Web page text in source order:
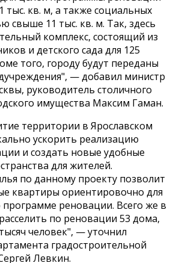
кв. м, а также социальных
свыше 11 тыс. кв. м. Так, здесь
комплекс, состоящий из
и детского сада для 125
того, городу будут переданы
— добавил министр
руководитель столичного
имущества Максим Гаман.
территории в Ярославском
ускорить реализацию
и создать новые удобные
для жителей.
по данному проекту позволит
квартиры ориентировочно для
программе реновации. Всего же в
по реновации 53 дома,
человек", — уточнил
градостроительной
Левкин.